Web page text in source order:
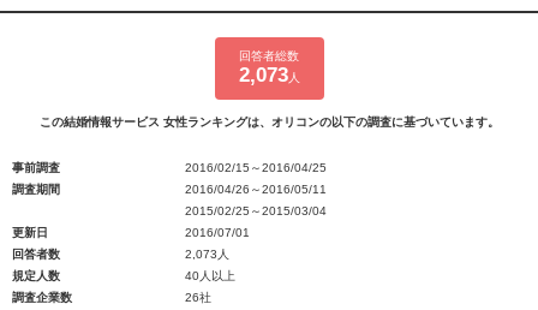
回答者総数
2,073人
この結婚情報サービス 女性ランキングは、オリコンの以下の調査に基づいています。
事前調査
2016/02/15～2016/04/25
調査期間
2016/04/26～2016/05/11
2015/02/25～2015/03/04
更新日
2016/07/01
回答者数
2,073人
規定人数
40人以上
調査企業数
26社